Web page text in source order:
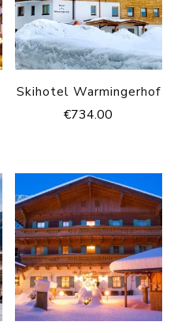
Skihotel Warmingerhof
€734.00